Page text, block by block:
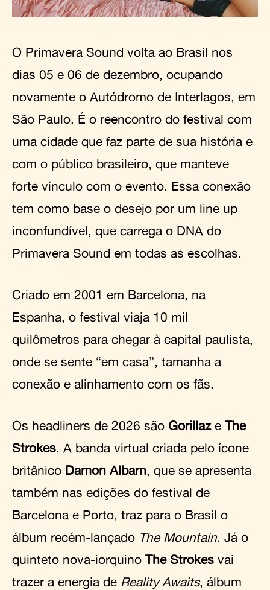
O Primavera Sound volta ao Brasil nos
dias 05 e 06 de dezembro, ocupando
novamente o Autódromo de Interlagos, em
São Paulo. É o reencontro do festival com
uma cidade que faz parte de sua história e
com o público brasileiro, que manteve
forte vínculo com o evento. Essa conexão
tem como base o desejo por um line up
inconfundível, que carrega o DNA do
Primavera Sound em todas as escolhas.
Criado em 2001 em Barcelona, na
Espanha, o festival viaja 10 mil
quilômetros para chegar à capital paulista,
onde se sente “em casa”, tamanha a
conexão e alinhamento com os fãs.
Os headliners de 2026 são Gorillaze The
Strokes. A banda virtual criada pelo ícone
britânico Damon Albarn, que se apresenta
também nas edições do festival de
Barcelona e Porto, traz para o Brasil o
álbum recém-lançado The Mountain. Já o
quinteto nova-iorquino The Strokes vai
trazer a energia de Reality Awaits, álbum